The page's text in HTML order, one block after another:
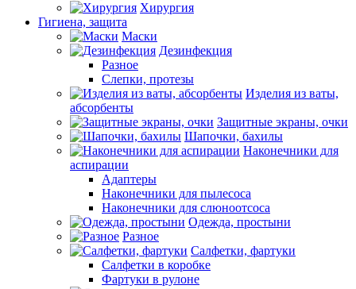
Хирургия
Гигиена, защита
Маски
Дезинфекция
Разное
Слепки, протезы
Изделия из ваты,
абсорбенты
Защитные экраны, очки
Шапочки, бахилы
Наконечники для
аспирации
Адаптеры
Наконечники для пылесоса
Наконечники для слюноотсоса
Одежда, простыни
Разное
Салфетки, фартуки
Салфетки в коробке
Фартуки в рулоне